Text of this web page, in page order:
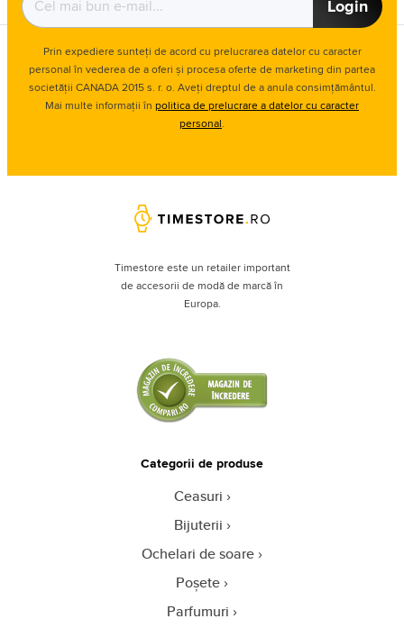
Login
Prin expediere sunteți de acord cu prelucrarea datelor cu caracter
personal în vederea de a oferi și procesa oferte de marketing din partea
societății CANADA 2015 s. r. o. Aveți dreptul de a anula consimțământul.
Mai multe informații în politica de prelucrare a datelor cu caracter
personal.
Timestore este un retailer important
de accesorii de modă de marcă în
Europa.
Categorii de produse
Ceasuri
Bijuterii
Ochelari de soare
Poșete
Parfumuri